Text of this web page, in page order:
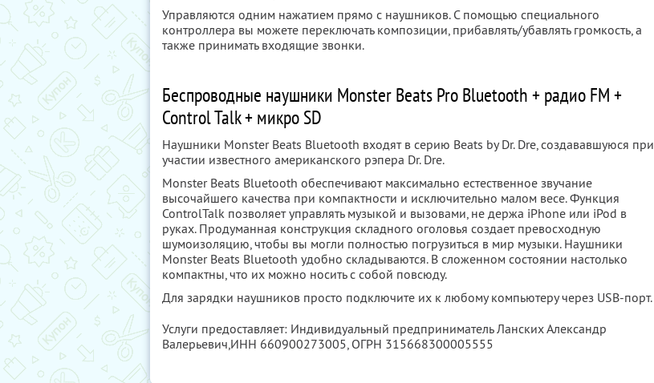
Управляются одним нажатием прямо с наушников. С помощью специального
контроллера вы можете переключать композиции, прибавлять/убавлять громкость, а
также принимать входящие звонки.
Беспроводные наушники Monster Beats Pro Bluetooth + радио FM +
Control Talk + микро SD
Наушники Monster Beats Bluetooth входят в серию Beats by Dr. Dre, создававшуюся при
участии известного американского рэпера Dr. Dre.
Monster Beats Bluetooth обеспечивают максимально естественное звучание
высочайшего качества при компактности и исключительно малом весе. Функция
ControlTalk позволяет управлять музыкой и вызовами, не держа iPhone или iPod в
руках. Продуманная конструкция складного оголовья создает превосходную
шумоизоляцию, чтобы вы могли полностью погрузиться в мир музыки. Наушники
Monster Beats Bluetooth удобно складываются. В сложенном состоянии настолько
компактны, что их можно носить с собой повсюду.
Для зарядки наушников просто подключите их к любому компьютеру через USB-порт.
Услуги предоставляет: Индивидуальный предприниматель Ланских Александр
Валерьевич,ИНН 660900273005, ОГРН 315668300005555